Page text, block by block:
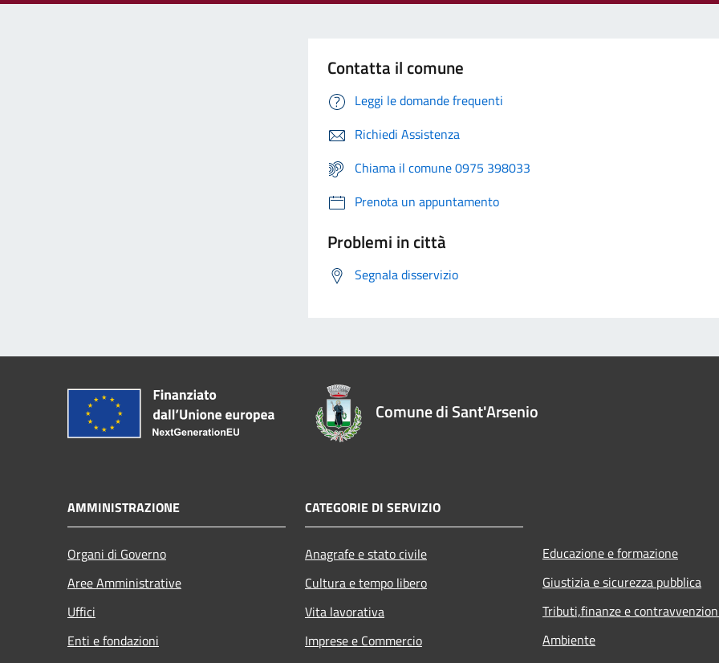
Contatta il comune
Leggi le domande frequenti
Richiedi Assistenza
Chiama il comune 0975 398033
Prenota un appuntamento
Problemi in città
Segnala disservizio
Comune di Sant'Arsenio
AMMINISTRAZIONE
Organi di Governo
Aree Amministrative
Uffici
Enti e fondazioni
CATEGORIE DI SERVIZIO
Anagrafe e stato civile
Cultura e tempo libero
Vita lavorativa
Imprese e Commercio
Educazione e formazione
Giustizia e sicurezza pubblica
Tributi,finanze e
Ambiente